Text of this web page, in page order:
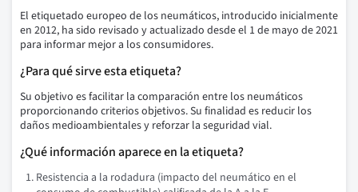
El etiquetado europeo de los neumáticos, introducido inicialmente
en 2012, ha sido revisado y actualizado desde el 1 de mayo de 2021
para informar mejor a los consumidores.
¿Para qué sirve esta etiqueta?
Su objetivo es facilitar la comparación entre los neumáticos
proporcionando criterios objetivos. Su finalidad es reducir los
daños medioambientales y reforzar la seguridad vial.
¿Qué información aparece en la etiqueta?
Resistencia a la rodadura (impacto del neumático en el